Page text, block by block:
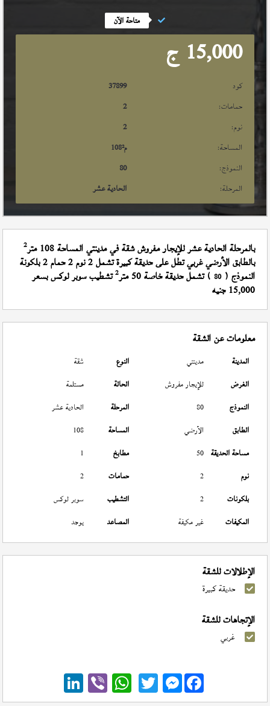
متاحة الآن
15,000 ج
كود
37899
حمامات:
2
نوم:
2
المساحة:
108م²
النموذج:
80
المرحلة:
الحادية عشر
بالمرحلة الحادية عشر للإيجار مفروش شقة في مدينتي المساحة 108 متر 2
بالطابق الأرضي غربي تطل على حديقة كبيرة تشمل 2 نوم 2 حمام 2 بلكونة
النموذج (80 ) تشمل حديقة خاصة 50 متر 2تشطيب سوبر لوكس بسعر
15,000 جنيه
معلومات عن الشقة
المدينة مدينتي النوع
شقة
الغرض
للإيجار مفروش الحالة
مستلمة
النموذج
80 المرحلة
الحادية عشر
الطابق
الأرضي المساحة
108
مساحة الحديقة 50 مطابخ
1
نوم
2 حمامات
2
بلكونات
2 التشطيب
سوبر لوكس
المكيفات
غير مكيفة المصاعد يوجد
الإطلالات للشقة
حديقة كبيرة
الإتجاهات للشقة
غربي
Messenger